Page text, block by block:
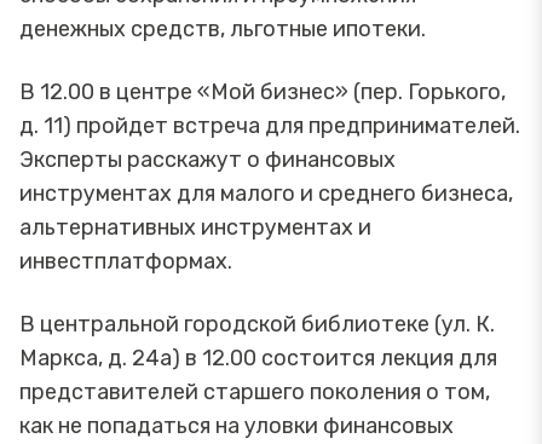
денежных средств, льготные ипотеки.
В 12.00 в центре «Мой бизнес» (пер. Горького,
д. 11) пройдет встреча для предпринимателей.
Эксперты расскажут о финансовых
инструментах для малого и среднего бизнеса,
альтернативных инструментах и
инвестплатформах.
В центральной городской библиотеке (ул. К.
Маркса, д. 24а) в 12.00 состоится лекция для
представителей старшего поколения о том,
как не попадаться на уловки финансовых